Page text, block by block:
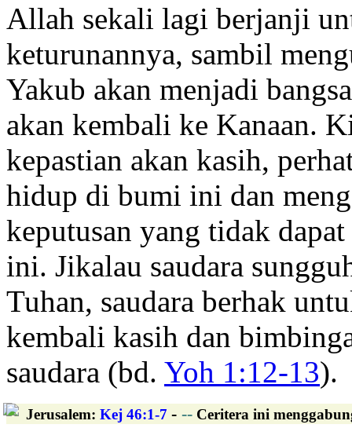
Allah sekali lagi berjanji
keturunannya, sambil
Yakub akan menjadi
akan kembali ke Kanaan.
kepastian akan kasih,
hidup di bumi ini dan
keputusan yang tidak
ini. Jikalau saudara
Tuhan, saudara berhak
kembali kasih dan
saudara (bd. Yoh 1:12-13).
Jerusalem: Kej 46:1-7 - -- Ceritera ini